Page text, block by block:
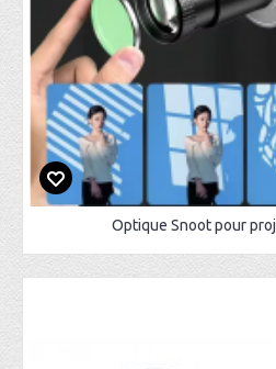
Optique Snoot pour